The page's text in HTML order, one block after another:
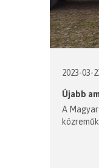
2023-03-
Újabb
A